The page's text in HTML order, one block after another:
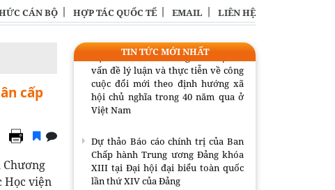
CÁN BỘ HỢP TÁC QUỐC TẾ EMAIL LIÊN HỆ
cấp
Chương
Học viện
TIN TỨC MỚI NHẤT
kiện trình Đại hội đại biểu toàn
quốc lần thứ XIV của Đảng
Dự thảo Báo cáo tổng kết một số
vấn đề lý luận và thực tiễn về công
cuộc đổi mới theo định hướng xã
hội chủ nghĩa trong 40 năm qua ở
Việt Nam
Dự thảo Báo cáo chính trị của Ban
Chấp hành Trung ương Đảng khóa
XIII tại Đại hội đại biểu toàn quốc
lần thứ XIV của Đảng